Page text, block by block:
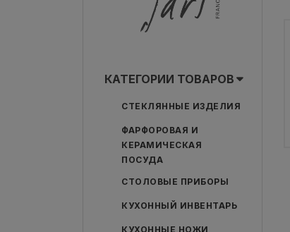
КАТЕГОРИИ ТОВАРОВ
СТЕКЛЯННЫЕ ИЗДЕЛИЯ
ФАРФОРОВАЯ И
КЕРАМИЧЕСКАЯ
ПОСУДА
СТОЛОВЫЕ ПРИБОРЫ
КУХОННЫЙ ИНВЕНТАРЬ
КУХОННЫЕ НОЖИ